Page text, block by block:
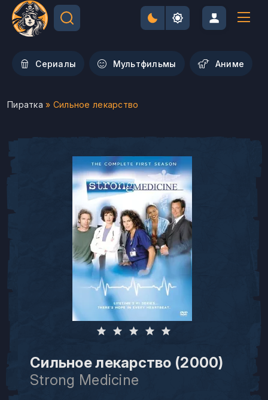
Сериалы Мультфильмы Aниме
Пиратка » Сильное лекарство
Сильное лекарство (2000)
Strong Medicine